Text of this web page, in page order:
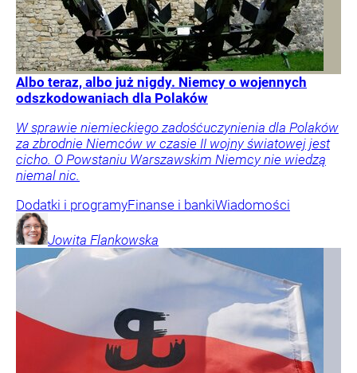
Albo teraz, albo już nigdy. Niemcy o wojennych
odszkodowaniach dla Polaków
W sprawie niemieckiego zadośćuczynienia dla Polaków
za zbrodnie Niemców w czasie II wojny światowej jest
cicho. O Powstaniu Warszawskim Niemcy nie wiedzą
niemal nic.
Dodatki i programyFinanse i bankiWiadomości
Jowita Flankowska